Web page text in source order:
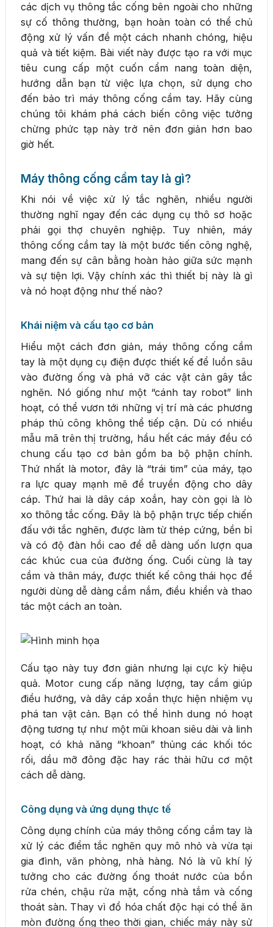
các dịch vụ thông tắc cống bên ngoài cho những
sự cố thông thường, bạn hoàn toàn có thể chủ
động xử lý vấn đề một cách nhanh chóng, hiệu
quả và tiết kiệm. Bài viết này được tạo ra với mục
tiêu cung cấp một cuốn cẩm nang toàn diện,
hướng dẫn bạn từ việc lựa chọn, sử dụng cho
đến bảo trì máy thông cống cầm tay. Hãy cùng
chúng tôi khám phá cách biến công việc tưởng
chừng phức tạp này trở nên đơn giản hơn bao
giờ hết.
Máy thông cống cầm tay là gì?
Khi nói về việc xử lý tắc nghẽn, nhiều người
thường nghĩ ngay đến các dụng cụ thô sơ hoặc
phải gọi thợ chuyên nghiệp. Tuy nhiên, máy
thông cống cầm tay là một bước tiến công nghệ,
mang đến sự cân bằng hoàn hảo giữa sức mạnh
và sự tiện lợi. Vậy chính xác thì thiết bị này là gì
và nó hoạt động như thế nào?
Khái niệm và cấu tạo cơ bản
Hiểu một cách đơn giản, máy thông cống cầm
tay là một dụng cụ điện được thiết kế để luồn sâu
vào đường ống và phá vỡ các vật cản gây tắc
nghẽn. Nó giống như một “cánh tay robot” linh
hoạt, có thể vươn tới những vị trí mà các phương
pháp thủ công không thể tiếp cận. Dù có nhiều
mẫu mã trên thị trường, hầu hết các máy đều có
chung cấu tạo cơ bản gồm ba bộ phận chính.
Thứ nhất là motor, đây là “trái tim” của máy, tạo
ra lực quay mạnh mẽ để truyền động cho dây
cáp. Thứ hai là dây cáp xoắn, hay còn gọi là lò
xo thông tắc cống. Đây là bộ phận trực tiếp chiến
đấu với tắc nghẽn, được làm từ thép cứng, bền bỉ
và có độ đàn hồi cao để dễ dàng uốn lượn qua
các khúc cua của đường ống. Cuối cùng là tay
cầm và thân máy, được thiết kế công thái học để
người dùng dễ dàng cầm nắm, điều khiển và thao
tác một cách an toàn.
Cấu tạo này tuy đơn giản nhưng lại cực kỳ hiệu
quả. Motor cung cấp năng lượng, tay cầm giúp
điều hướng, và dây cáp xoắn thực hiện nhiệm vụ
phá tan vật cản. Bạn có thể hình dung nó hoạt
động tương tự như một mũi khoan siêu dài và linh
hoạt, có khả năng “khoan” thủng các khối tóc
rối, dầu mỡ đông đặc hay rác thải hữu cơ một
cách dễ dàng.
Công dụng và ứng dụng thực tế
Công dụng chính của máy thông cống cầm tay là
xử lý các điểm tắc nghẽn quy mô nhỏ và vừa tại
gia đình, văn phòng, nhà hàng. Nó là vũ khí lý
tưởng cho các đường ống thoát nước của bồn
rửa chén, chậu rửa mặt, cống nhà tắm và cống
thoát sàn. Thay vì đổ hóa chất độc hại có thể ăn
mòn đường ống theo thời gian, chiếc máy này sử